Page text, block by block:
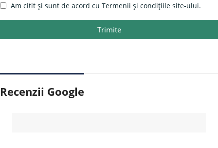
Am citit și sunt de acord cu Termenii și condițiile site-ului.
Trimite
Recenzii Google